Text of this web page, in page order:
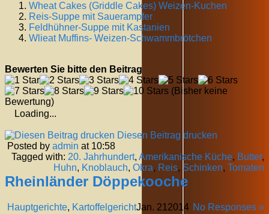
Wheat Cakes (Griddle Cakes) Weizen-Kuchen
Reis-Suppe mit Sauerampfer
Feldhühner-Suppe mit Kastanien
Wlieat Muffins- Weizen-Schwammbrötchen
Bewerten Sie bitte den Beitrag
(Bisher keine
Bewertung)
Loading...
Diesen Beitrag drucken
Posted by admin at 10:58
Tagged with: 20. Jahrhundert, Amerikanische Küche, Butter,
Huhn, Knoblauch, Okra, Reis, Schinken, Tomaten
Rheinländer Döppekooche
Hauptgerichte, Kartoffelgericht No Responses »
Jan. 21 2014